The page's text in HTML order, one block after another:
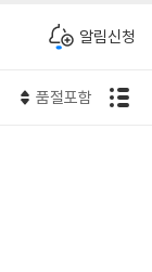
알림신청
품절포함